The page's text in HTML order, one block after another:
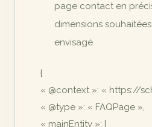
page contact en
dimensions
envisagé.
{
« @context »: « https://
« @type »: « FAQPage »,
« mainEntity »: [